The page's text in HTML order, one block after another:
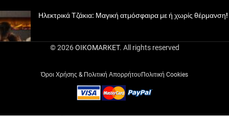
Ηλεκτρικά Τζάκια: Μαγική ατμόσφαιρα με ή χωρίς θέρμανση!
© 2026OIKOMARKET. All rights reserved
Όροι Χρήσης & Πολιτική Απορρήτου Πολιτική Cookies